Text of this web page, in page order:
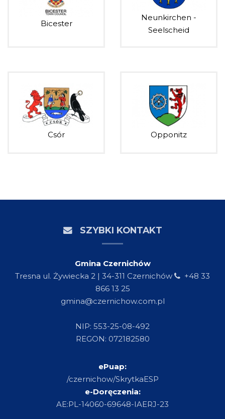
Bicester
Neunkirchen -
Seelscheid
Csór Opponitz
SZYBKI KONTAKT
Gmina Czernichów
Tresna ul. Żywiecka 2 | 34-311 Czernichów
+48 33
866 13 25
gmina@czernichow.com.pl
NIP: 553-25-08-492
REGON: 072182580
ePuap:
/czernichow/SkrytkaESP
e-Doręczenia:
AE:PL-14060-69648-IAERJ-23